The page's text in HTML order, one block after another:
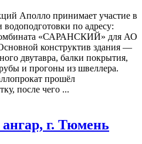
Аполло принимает участие в
водоподготовки по адресу:
«САРАНСКИЙ» для АО
конструктив здания —
двутавра, балки покрытия,
и прогоны из швеллера.
прошёл
после чего ...
г. Тюмень